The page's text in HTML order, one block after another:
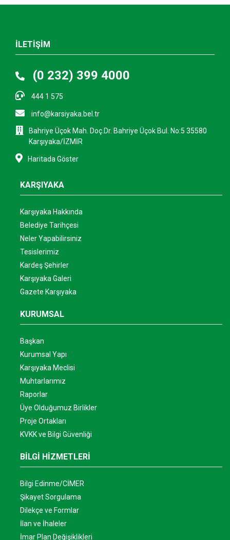
İLETİŞİM
(0 232) 399 4000
444 1 575
info@karsiyaka.bel.tr
Bahriye Üçok Mah. Doç.Dr. Bahriye Üçok Bul. No:5 35580
Karşıyaka/İZMİR
Haritada Göster
KARŞIYAKA
Karşıyaka Hakkında
Belediye Tarihçesi
Neler Yapabilirsiniz
Tesislerimiz
Kardeş Şehirler
Karşıyaka Galeri
Gazete Karşıyaka
KURUMSAL
Başkan
Kurumsal Yapı
Karşıyaka Meclisi
Muhtarlarımız
Raporlar
Üye Olduğumuz Birlikler
Proje Ortakları
KVKK ve Bilgi Güvenliği
BİLGİ HİZMETLERİ
Bilgi Edinme/CİMER
Şikayet Sorgulama
Dilekçe ve Formlar
İlan ve İhaleler
İmar Plan Değişiklikleri